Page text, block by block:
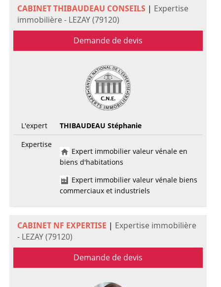
CABINET THIBAUDEAU CONSEILS | Expertise
immobilière - LEZAY (79120)
Demande de devis
L'expert
THIBAUDEAU Stéphanie
Expertise
Expert immobilier valeur vénale en
biens d'habitations
Expert immobilier valeur vénale biens
commerciaux et industriels
CABINET NF EXPERTISE | Expertise immobilière
- LEZAY (79120)
Demande de devis